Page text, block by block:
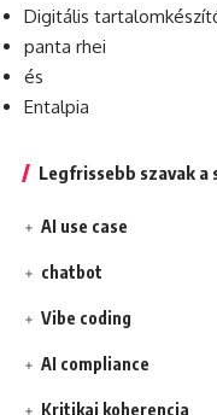
Digitális
panta rhei
és
Entalpia
Legfrissebb szavak a
AI use case
chatbot
Vibe coding
AI compliance
Kritikai koherencia